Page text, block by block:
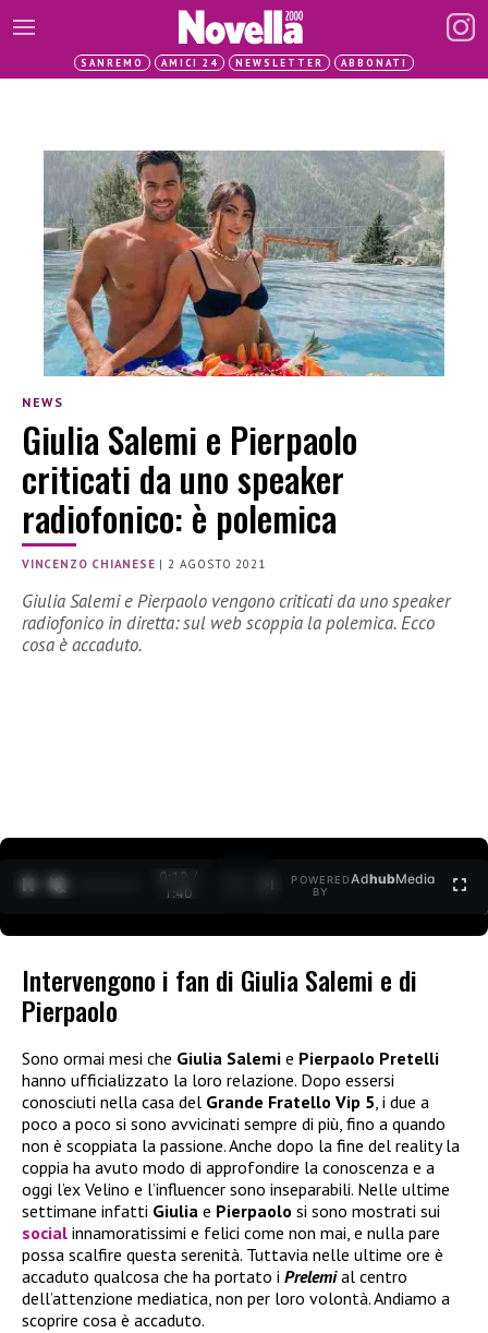
SANREMO AMICI 24 NEWSLETTER ABBONATI
NEWS
Giulia Salemi e Pierpaolo
criticati da uno speaker
radiofonico: è polemica
VINCENZO CHIANESE |2 AGOSTO 2021
Giulia Salemi e Pierpaolo vengono criticati da uno speaker
radiofonico in diretta: sul web scoppia la polemica. Ecco
cosa è accaduto.
0:13 /
1:40
POWERED
BY
AdhubMedia
Intervengono i fan di Giulia Salemi e di
Pierpaolo
Sono ormai mesi che Giulia Salemi e Pierpaolo Pretelli
hanno ufficializzato la loro relazione. Dopo essersi
conosciuti nella casa del Grande Fratello Vip 5, i due a
poco a poco si sono avvicinati sempre di più, fino a quando
non è scoppiata la passione. Anche dopo la fine del reality la
coppia ha avuto modo di approfondire la conoscenza e a
oggi l’ex Velino e l’influencer sono inseparabili. Nelle ultime
settimane infatti Giulia e Pierpaolo si sono mostrati sui
social innamoratissimi e felici come non mai, e nulla pare
possa scalfire questa serenità. Tuttavia nelle ultime ore è
accaduto qualcosa che ha portato i Prelemial centro
dell’attenzione mediatica, non per loro volontà. Andiamo a
scoprire cosa è accaduto.